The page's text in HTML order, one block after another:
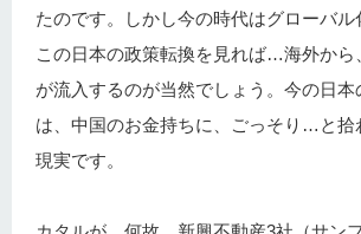
たのです。しかし今の時代はグローバル
この日本の政策転換を見れば…海外から
が流入するのが当然でしょう。今の日本
は、中国のお金持ちに、ごっそり…と拾
現実です。